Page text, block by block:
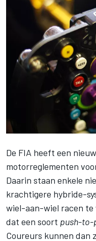
De FIA heeft een
motorreglementen
Daarin staan enkele
krachtigere hybride-
wiel-aan-wiel racen te
dat een soort push-to-
Coureurs kunnen dan